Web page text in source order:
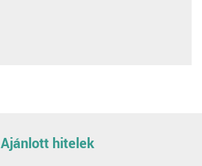
Ajánlott hitelek